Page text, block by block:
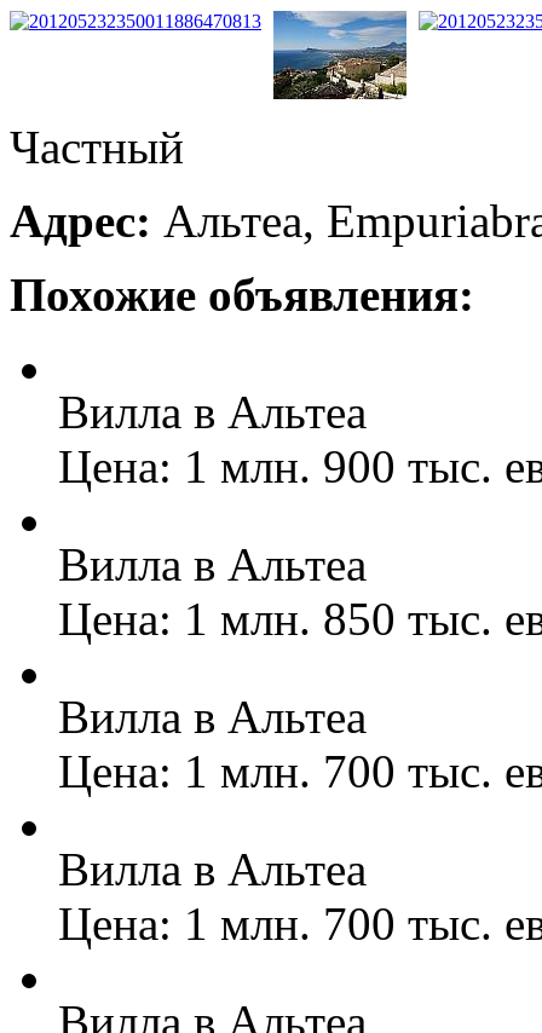
Частный
Адрес: Альтеа,
Похожие объявления:
Вилла в Альтеа
Цена: 1 млн. 900 тыс.
Вилла в Альтеа
Цена: 1 млн. 850 тыс.
Вилла в Альтеа
Цена: 1 млн. 700 тыс.
Вилла в Альтеа
Цена: 1 млн. 700 тыс.
Вилла в Альтеа